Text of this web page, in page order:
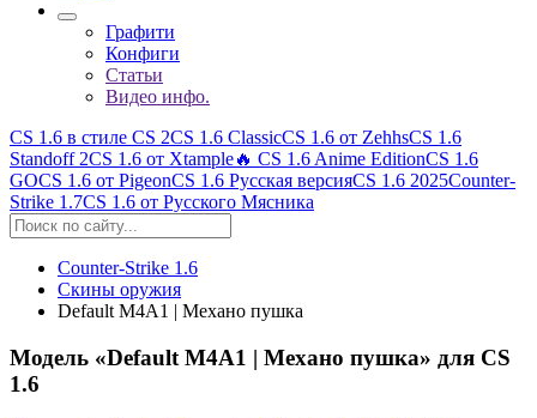
Графити
Конфиги
Статьи
Видео инфо.
CS 1.6 в стиле CS 2CS 1.6 ClassicCS 1.6 от ZehhsCS 1.6
Standoff 2CS 1.6 от Xtample🔥 CS 1.6 Anime EditionCS 1.6
GOCS 1.6 от PigeonCS 1.6 Русская версияCS 1.6 2025Counter-
Strike 1.7CS 1.6 от Русского Мясника
Counter-Strike 1.6
Скины оружия
Default M4A1 | Механо пушка
Модель «Default M4A1 | Механо пушка» для CS
1.6